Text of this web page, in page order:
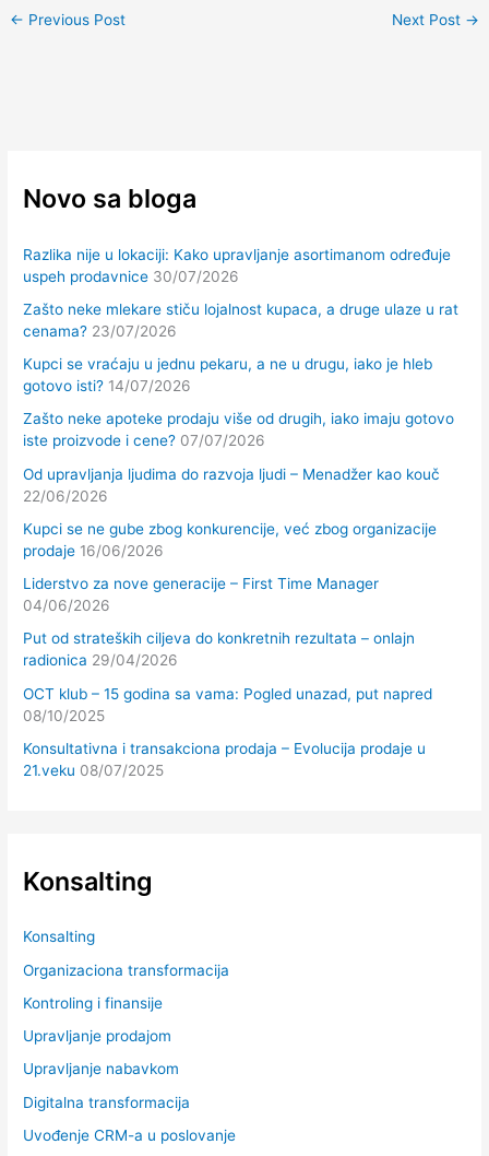
← Previous Post Next Post →
Novo sa bloga
Razlika nije u lokaciji: Kako upravljanje asortimanom određuje
uspeh prodavnice 30/07/2026
Zašto neke mlekare stiču lojalnost kupaca, a druge ulaze u rat
cenama? 23/07/2026
Kupci se vraćaju u jednu pekaru, a ne u drugu, iako je hleb
gotovo isti? 14/07/2026
Zašto neke apoteke prodaju više od drugih, iako imaju gotovo
iste proizvode i cene? 07/07/2026
Od upravljanja ljudima do razvoja ljudi – Menadžer kao kouč
22/06/2026
Kupci se ne gube zbog konkurencije, već zbog organizacije
prodaje 16/06/2026
Liderstvo za nove generacije – First Time Manager
04/06/2026
Put od strateških ciljeva do konkretnih rezultata – onlajn
radionica 29/04/2026
OCT klub – 15 godina sa vama: Pogled unazad, put napred
08/10/2025
Konsultativna i transakciona prodaja – Evolucija prodaje u
21.veku 08/07/2025
Konsalting
Konsalting
Organizaciona transformacija
Kontroling i finansije
Upravljanje prodajom
Upravljanje nabavkom
Digitalna transformacija
Uvođenje CRM-a u poslovanje